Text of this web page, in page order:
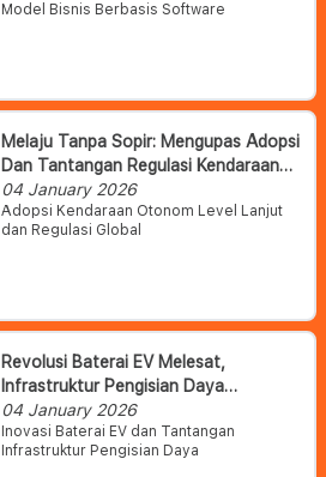
Model Bisnis Berbasis Software
Melaju Tanpa Sopir: Mengupas Adopsi
Dan Tantangan Regulasi Kendaraan
Otonom Level Lanjut
04 January 2026
Adopsi Kendaraan Otonom Level Lanjut
dan Regulasi Global
Revolusi Baterai EV Melesat,
Infrastruktur Pengisian Daya
Menghadang
04 January 2026
Inovasi Baterai EV dan Tantangan
Infrastruktur Pengisian Daya